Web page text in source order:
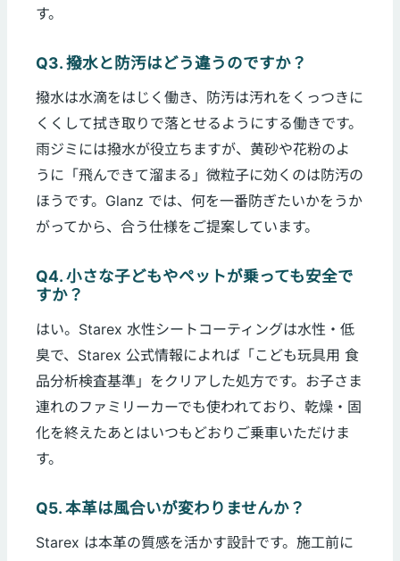
す。
Q3. 撥水と防汚はどう違うのですか？
撥水は水滴をはじく働き、防汚は汚れをくっつきに
くくして拭き取りで落とせるようにする働きです。
雨ジミには撥水が役立ちますが、黄砂や花粉のよ
うに「飛んできて溜まる」微粒子に効くのは防汚の
ほうです。Glanz では、何を一番防ぎたいかをうか
がってから、合う仕様をご提案しています。
Q4. 小さな子どもやペットが乗っても安全で
すか？
はい。Starex 水性シートコーティングは水性・低
臭で、Starex 公式情報によれば「こども玩具用 食
品分析検査基準」をクリアした処方です。お子さま
連れのファミリーカーでも使われており、乾燥・固
化を終えたあとはいつもどおりご乗車いただけま
す。
Q5. 本革は風合いが変わりませんか？
Starex は本革の質感を活かす設計です。施工前に